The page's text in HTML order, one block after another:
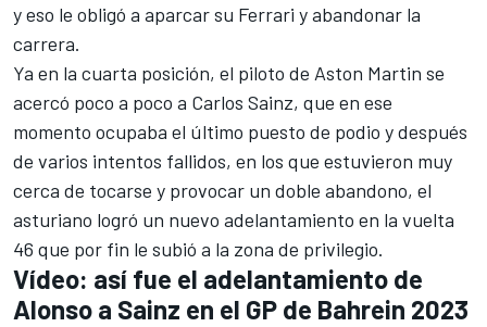
y eso le obligó a aparcar su Ferrari y abandonar la
carrera.
Ya en la cuarta posición, el piloto de Aston Martin se
acercó poco a poco a Carlos Sainz, que en ese
momento ocupaba el último puesto de podio y después
de varios intentos fallidos, en los que estuvieron muy
cerca de tocarse y provocar un doble abandono, el
asturiano logró un nuevo adelantamiento en la vuelta
46 que por fin le subió a la zona de privilegio.
Vídeo: así fue el adelantamiento de
Alonso a Sainz en el GP de Bahrein 2023